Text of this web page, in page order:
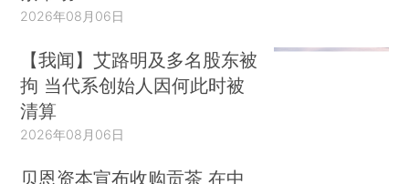
2026年08月06日
【我闻】艾路明及多名股东被
拘 当代系创始人因何此时被
清算
2026年08月06日
贝恩资本宣布收购贡茶 在中